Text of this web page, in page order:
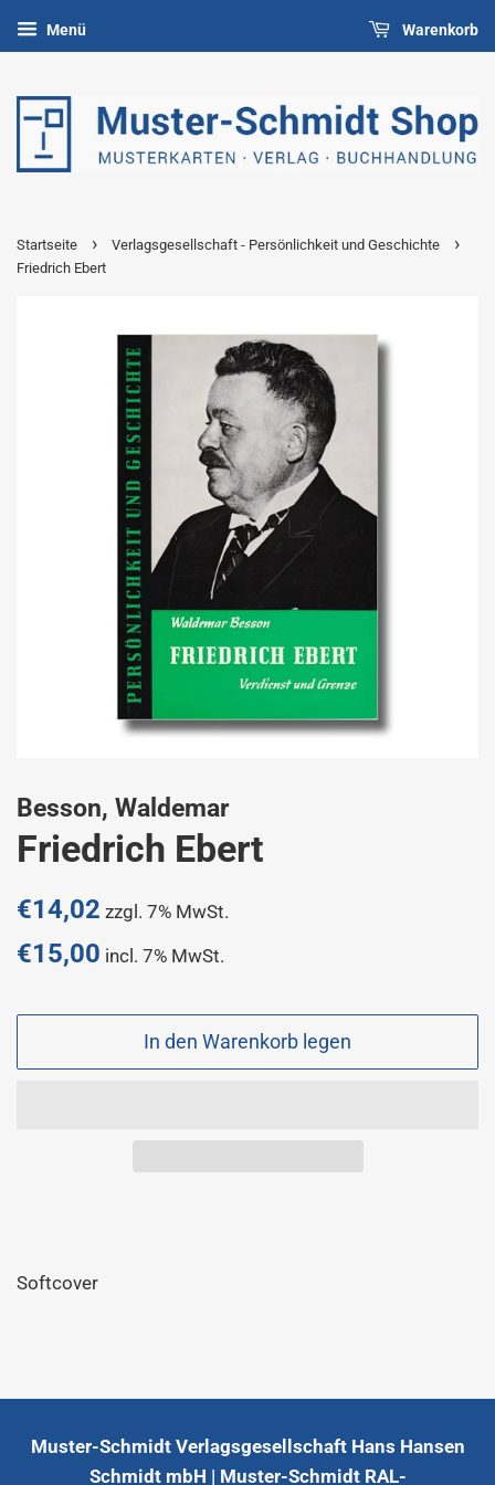
Menü Warenkorb
Startseite › Verlagsgesellschaft - Persönlichkeit und Geschichte ›
Friedrich Ebert
Besson, Waldemar
Friedrich Ebert
Normaler
€14,02 zzgl. 7% MwSt.
€15,00 incl. 7% MwSt.
In den Warenkorb legen
Softcover
Muster-Schmidt Verlagsgesellschaft Hans Hansen
Schmidt mbH | Muster-Schmidt RAL-